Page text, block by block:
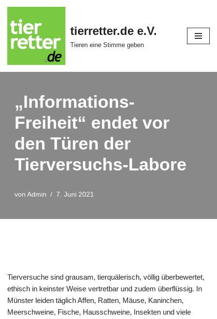
Zum
Inhalt
springen
tierretter.de e.V.
Tieren eine Stimme geben
„Informations-
Freiheit“ endet vor
den Türen der
Tierversuchs-Labore
von Admin 7. Juni 2021
Tierversuche sind grausam, tierquälerisch, völlig überbewertet,
ethisch in keinster Weise vertretbar und zudem überflüssig. In
Münster leiden täglich Affen, Ratten, Mäuse, Kaninchen,
Meerschweine, Fische, Hausschweine, Insekten und viele